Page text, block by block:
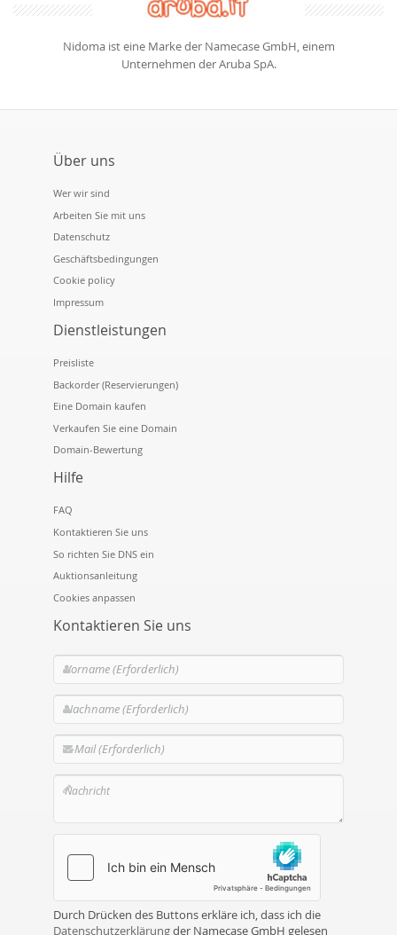
Nidoma ist eine Marke der Namecase GmbH, einem
Unternehmen der Aruba SpA.
Über uns
Wer wir sind
Arbeiten Sie mit uns
Datenschutz
Geschäftsbedingungen
Cookie policy
Impressum
Dienstleistungen
Preisliste
Backorder (Reservierungen)
Eine Domain kaufen
Verkaufen Sie eine Domain
Domain-Bewertung
Hilfe
FAQ
Kontaktieren Sie uns
So richten Sie DNS ein
Auktionsanleitung
Cookies anpassen
Kontaktieren Sie uns
Durch Drücken des Buttons erkläre ich, dass ich die
Datenschutzerklärungder Namecase GmbH gelesen